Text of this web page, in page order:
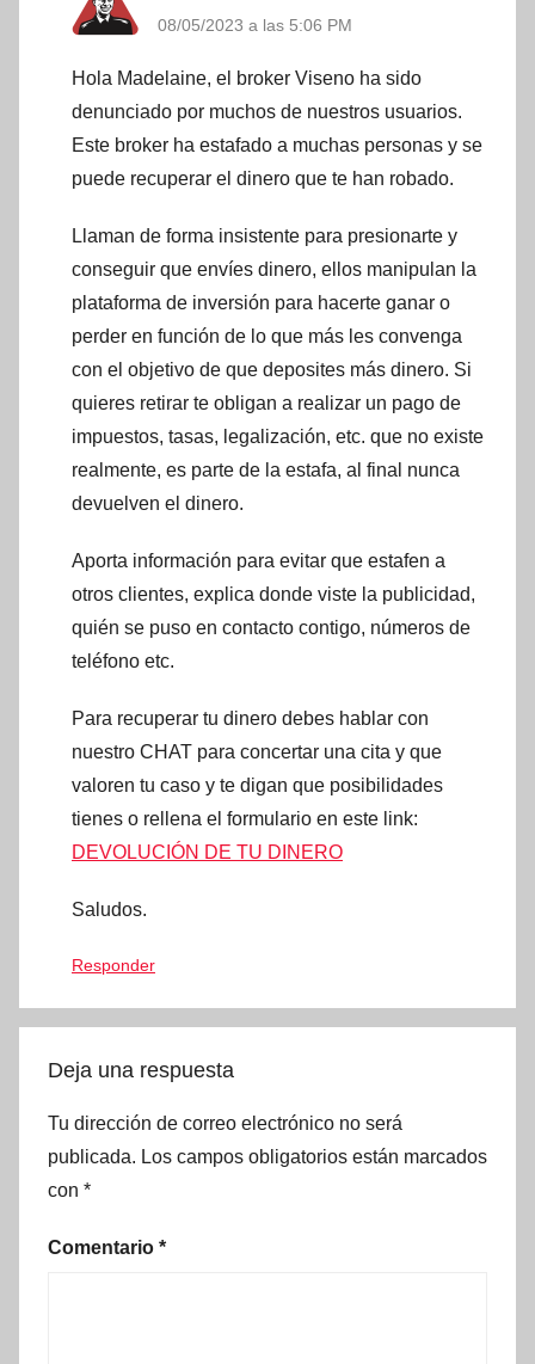
08/05/2023 a las 5:06 PM
Hola Madelaine, el broker Viseno ha sido
denunciado por muchos de nuestros usuarios.
Este broker ha estafado a muchas personas y se
puede recuperar el dinero que te han robado.
Llaman de forma insistente para presionarte y
conseguir que envíes dinero, ellos manipulan la
plataforma de inversión para hacerte ganar o
perder en función de lo que más les convenga
con el objetivo de que deposites más dinero. Si
quieres retirar te obligan a realizar un pago de
impuestos, tasas, legalización, etc. que no existe
realmente, es parte de la estafa, al final nunca
devuelven el dinero.
Aporta información para evitar que estafen a
otros clientes, explica donde viste la publicidad,
quién se puso en contacto contigo, números de
teléfono etc.
Para recuperar tu dinero debes hablar con
nuestro CHAT para concertar una cita y que
valoren tu caso y te digan que posibilidades
tienes o rellena el formulario en este link:
DEVOLUCIÓN DE TU DINERO
Saludos.
Responder
Deja una respuesta
Tu dirección de correo electrónico no será
publicada. Los campos obligatorios están marcados
con *
Comentario *